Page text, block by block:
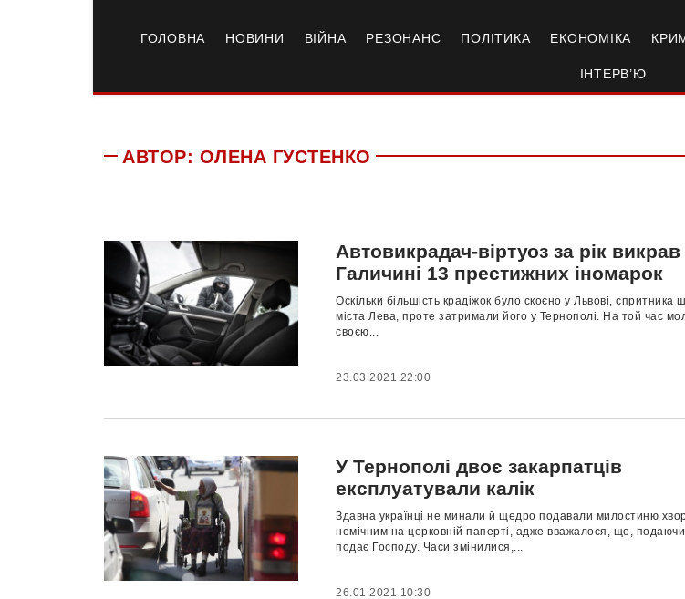
ГОЛОВНА НОВИНИ ВІЙНА РЕЗОНАНС ПОЛІТИКА ЕКОНОМІКА
ІНТЕРВ’Ю
АВТОР: ОЛЕНА ГУСТЕНКО
Автовикрадач-віртуоз за рік
Галичині 13 престижних іномарок
Оскільки більшість крадіжок було скоєно у Львові, спритника
міста Лева, проте затримали його у Тернополі. На той час
своєю...
23.03.2021 22:00
У Тернополі двоє закарпатців
експлуатували калік
Здавна українці не минали й щедро подавали милостиню
немічним на церковній паперті, адже вважалося, що, подаючи
подає Господу. Часи змінилися,...
26.01.2021 10:30